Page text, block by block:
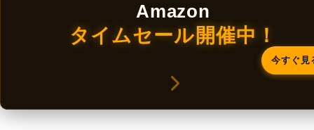
Amazon
タイムセール開催中！
今すぐ見